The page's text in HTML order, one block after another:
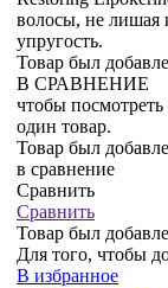
волосы, не лишая
упругость.
Товар был
В СРАВНЕНИЕ
чтобы
один товар.
Товар был
в сравнение
Сравнить
Сравнить
Товар был
Для того, чтобы
В избранное